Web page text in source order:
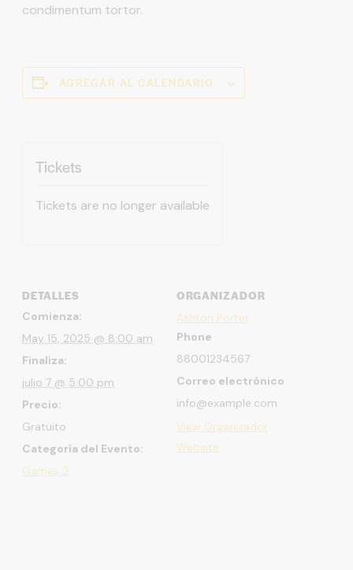
condimentum tortor.
AGREGAR AL CALENDARIO
Tickets
Tickets are no longer available
DETALLES
Comienza:
May 15, 2025 @ 8:00 am
Finaliza:
julio 7 @ 5:00 pm
Precio:
Gratuito
Categoría del Evento:
Games 2
ORGANIZADOR
Ashton Porter
Phone
88001234567
Correo electrónico
info@example.com
View Organizador
Website